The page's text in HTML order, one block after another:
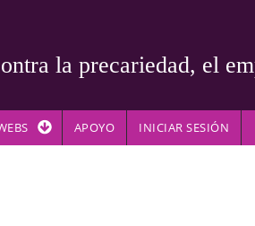
la precariedad, el
APOYO INICIAR SESIÓN